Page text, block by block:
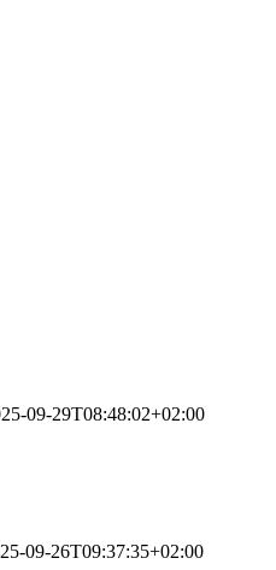
09-29T08:48:02+02:00
09-26T09:37:35+02:00